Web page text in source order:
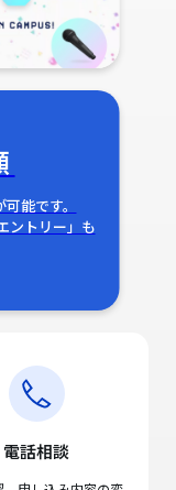
能です。
ントリー」も
電話相談